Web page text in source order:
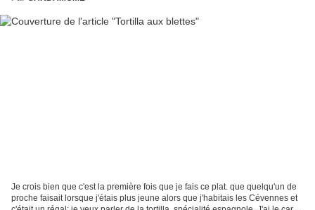
Je crois bien que c'est la première fois que je fais ce plat. que quelqu'un de
proche faisait lorsque j'étais plus jeune alors que j'habitais les Cévennes et